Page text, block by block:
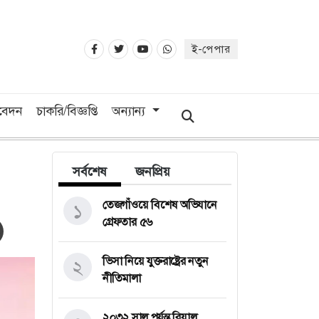
ই-পেপার
চাকরি/বিজ্ঞপ্তি অন্যান্য
সর্বশেষ জনপ্রিয়
তেজগাঁওয়ে বিশেষ অভিযানে
গ্রেফতার ৫৬
১
ভিসা নিয়ে যুক্তরাষ্ট্রের নতুন
নীতিমালা
২